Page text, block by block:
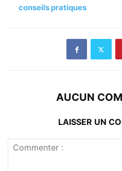
conseils pratiques
AUCUN
LAISSER UN